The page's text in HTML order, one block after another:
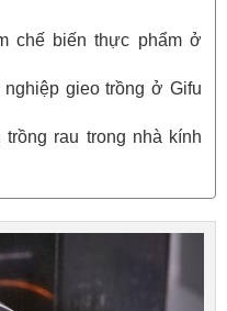
chế biến thực phẩm ở
gieo trồng ở Gifu
rau trong nhà kính